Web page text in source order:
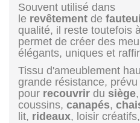
Souvent utilisé dans
le revêtement de
qualité, il reste toutefois
permet de créer des
élégants, uniques et
Tissu d'ameublement
grande résistance, prévu
pour recouvrir du siège,
coussins, canapés,
lit, rideaux, loisir